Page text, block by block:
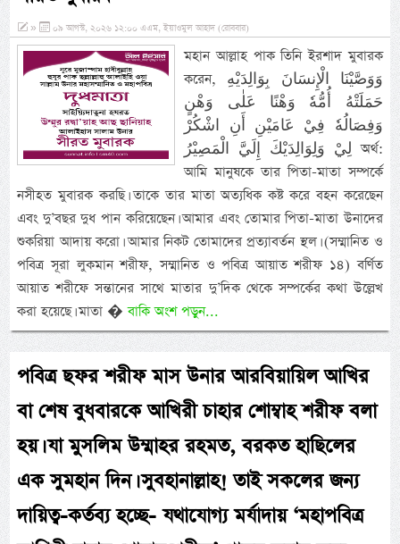
» ০৯ আগস্ট, ২০২৬ ১২:০০ এএম, ইয়াওমুল আহাদ (রোববার)
মহান আল্লাহ পাক তিনি ইরশাদ মুবারক
করেন, وَوَصَّيْنَا الْإِنسَانَ بِوَالِدَيْهِ
حَمَلَتْهُ أُمُّهٗ وَهْنًا عَلٰى وَهْنٍ
وَفِصَالُهٗ فِيْ عَامَيْنِ أَنِ اشْكُرْ
لِيْ وَلِوَالِدَيْكَ إِلَيَّ الْمَصِيْرُ অর্থ:
আমি মানুষকে তার পিতা-মাতা সম্পর্কে
নসীহত মুবারক করছি। তাকে তার মাতা অত্যধিক কষ্ট করে বহন করেছেন
এবং দু’বছর দুধ পান করিয়েছেন। আমার এবং তোমার পিতা-মাতা উনাদের
শুকরিয়া আদায় করো। আমার নিকট তোমাদের প্রত্যাবর্তন স্থল। (সম্মানিত ও
পবিত্র সূরা লুকমান শরীফ, সম্মানিত ও পবিত্র আয়াত শরীফ ১৪) বর্ণিত
আয়াত শরীফে সন্তানের সাথে মাতার দু’দিক থেকে সম্পর্কের কথা উল্লেখ
করা হয়েছে। মাতা �বাকি অংশ পড়ুন...
পবিত্র ছফর শরীফ মাস উনার আরবিয়ায়িল আখির
বা শেষ বুধবারকে আখিরী চাহার শোম্বাহ শরীফ বলা
হয়। যা মুসলিম উম্মাহর রহমত, বরকত হাছিলের
এক সুমহান দিন। সুবহানাল্লাহ! তাই সকলের জন্য
দায়িত্ব-কর্তব্য হচ্ছে- যথাযোগ্য মর্যাদায় ‘মহাপবিত্র